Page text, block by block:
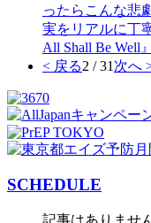
ったらこんな悲
実をリアルに丁
All Shall Be Well』
< 戻る2 / 31 次へ
SCHEDULE
記事はありませ